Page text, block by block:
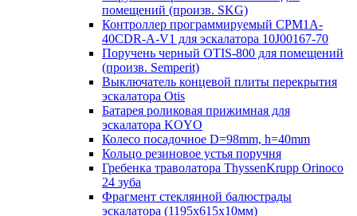
помещений (произв. SKG)
Контроллер программируемый CPM1A-
40CDR-A-V1 для эскалатора 10J00167-70
Поручень черный OTIS-800 для помещений
(произв. Semperit)
Выключатель концевой плиты перекрытия
эскалатора Otis
Батарея роликовая прижимная для
эскалатора KOYO
Колесо посадочное D=98mm, h=40mm
Кольцо резиновое устья поручня
Гребенка траволатора ThyssenKrupp Orinoco
24 зуба
Фрагмент стеклянной балюстрады
эскалатора (1195х615х10мм)